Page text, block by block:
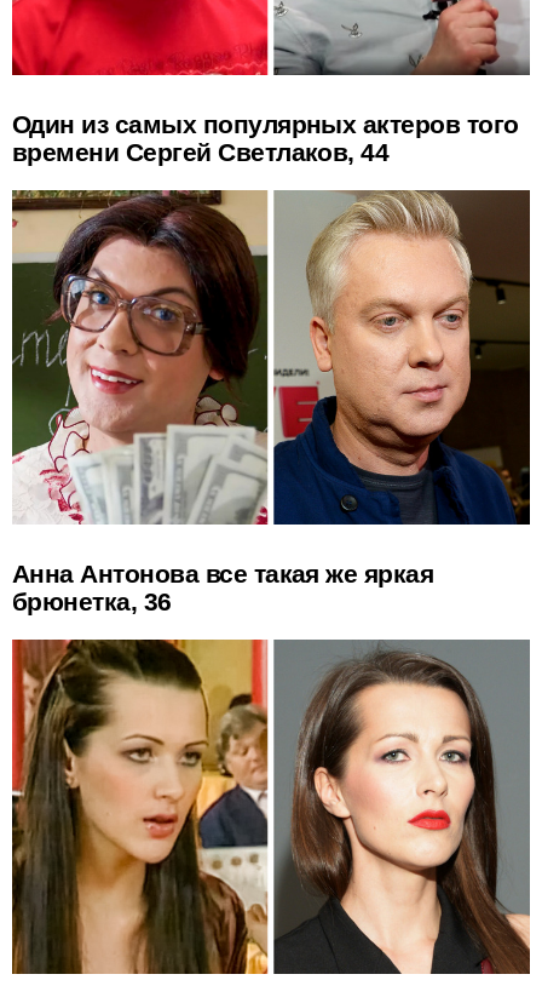
Один из самых популярных актеров того
времени Сергей Светлаков, 44
Анна Антонова все такая же яркая
брюнетка, 36